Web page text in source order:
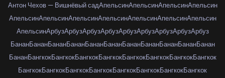
Антон Чехов — Вишнёвый садАпельсинАпельсинАпельсинАпельсин
АпельсинАпельсинАпельсинАпельсинАпельсинАпельсинАпельсин
АпельсинАрбузАрбузАрбузАрбузАрбузАрбузАрбузАрбузАрбуз
БананБананБананБананБананБананБананБананБананБананБанан
БананБангкокБангкокБангкокБангкокБангкокБангкокБангкокБангкок
БангкокБангкокБангкокБангкокБангкокБангкокБангкокБангкок